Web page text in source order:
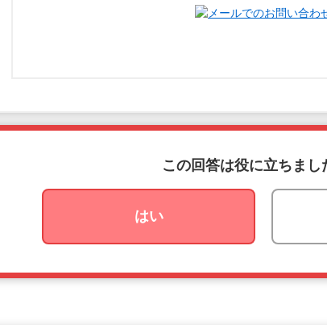
この回答は役に立ちまし
はい